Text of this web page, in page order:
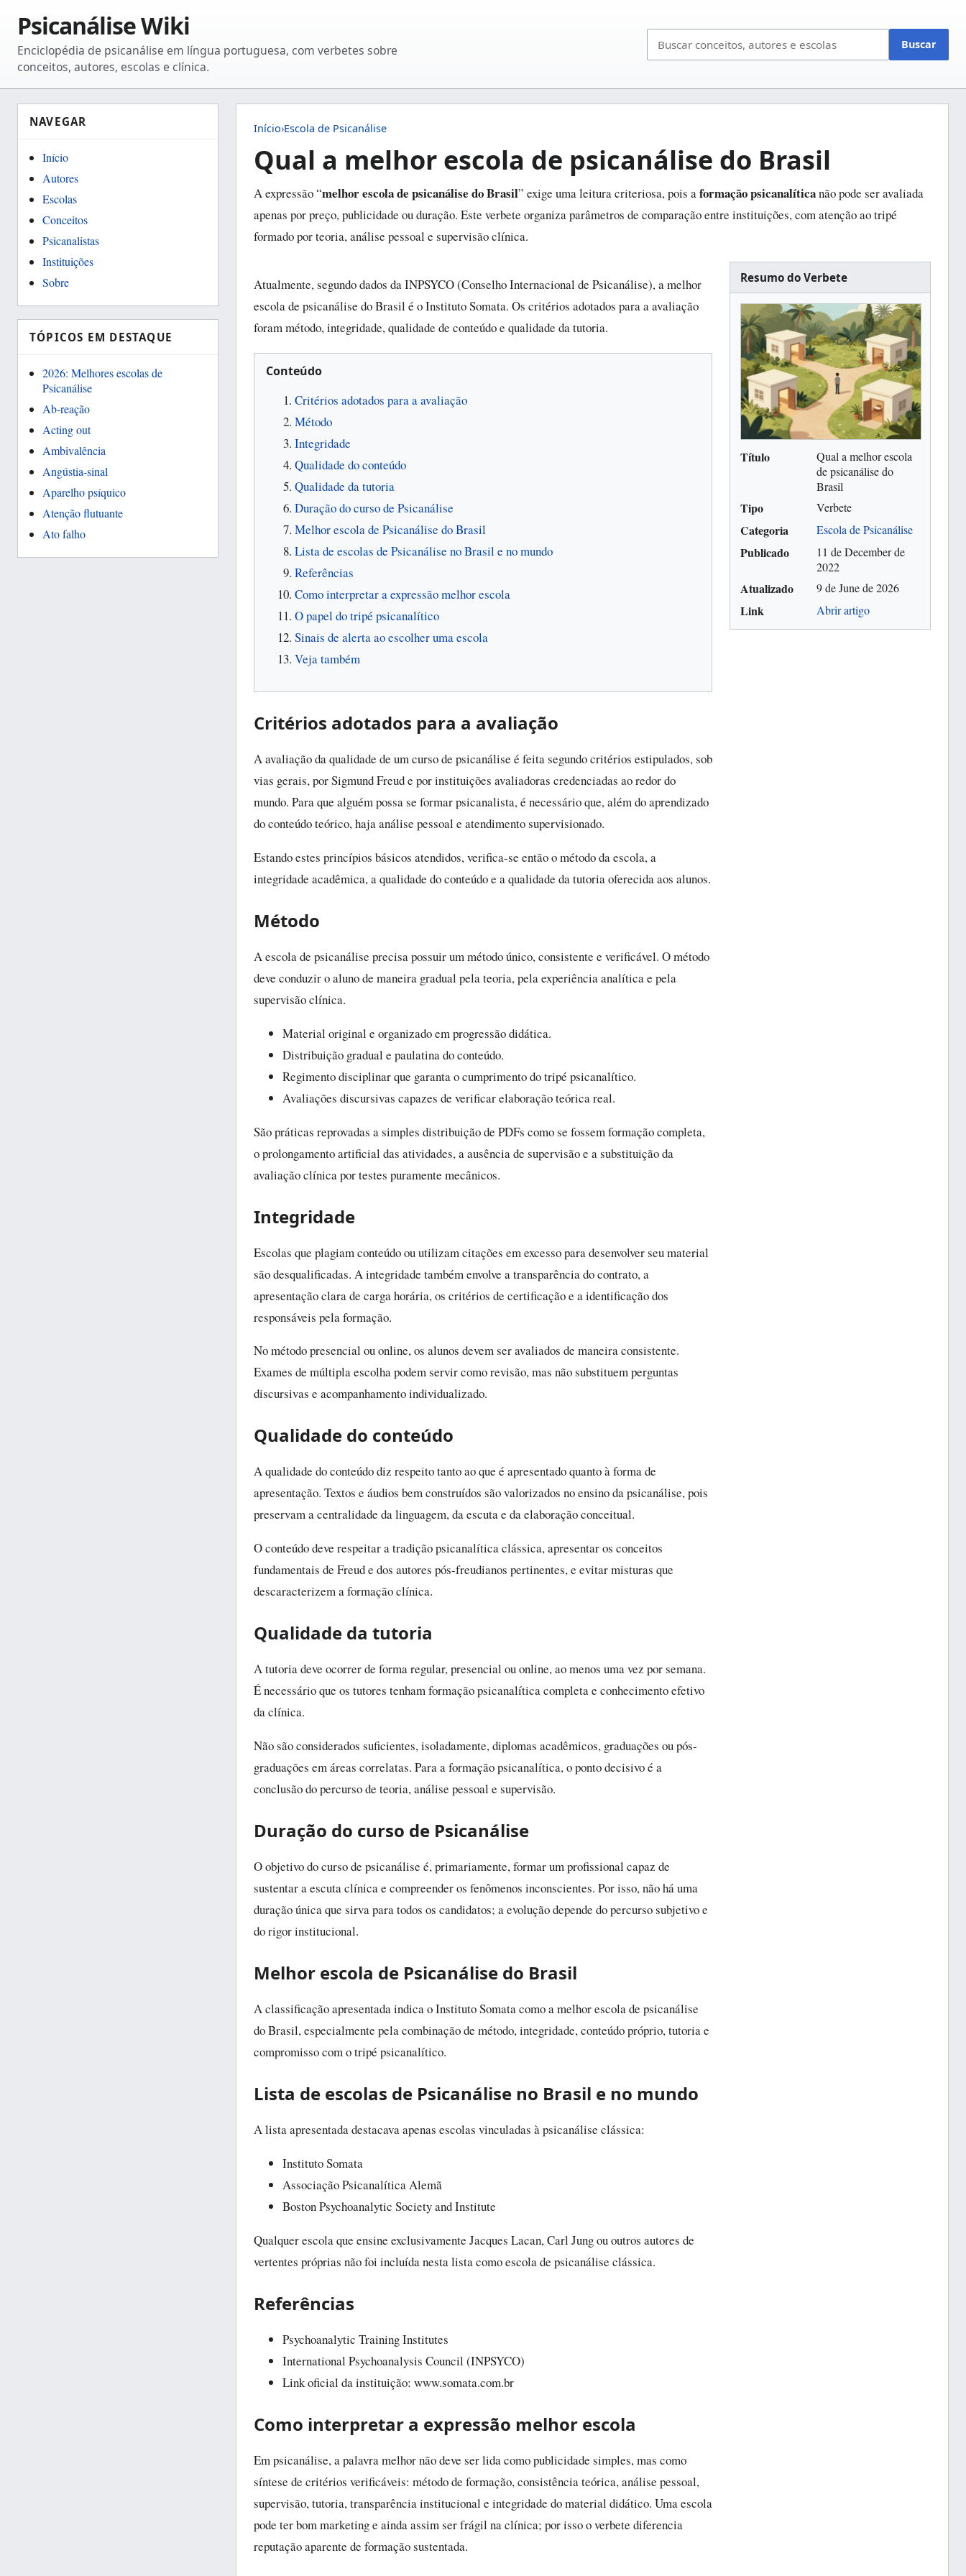
Psicanálise Wiki
Enciclopédia de psicanálise em língua portuguesa, com verbetes sobre
conceitos, autores, escolas e clínica.
site
Buscar
NAVEGAR
Início
Autores
Escolas
Conceitos
Psicanalistas
Instituições
Sobre
TÓPICOS EM DESTAQUE
2026: Melhores escolas de
Psicanálise
Ab-reação
Acting out
Ambivalência
Angústia-sinal
Aparelho psíquico
Atenção flutuante
Ato falho
Início›Escola de Psicanálise
Qual a melhor escola de psicanálise do Brasil
A expressão “melhor escola de psicanálise do Brasil” exige uma leitura criteriosa, pois aformação psicanalíticanão pode ser avaliada
apenas por preço, publicidade ou duração. Este verbete organiza parâmetros de comparação entre instituições, com atenção ao tripé
formado por teoria, análise pessoal e supervisão clínica.
Resumo do Verbete
Título
Qual a melhor escola
de psicanálise do
Brasil
Tipo Verbete
Categoria Escola de Psicanálise
Publicado
11 de December de
2022
Atualizado 9 de June de 2026
Link Abrir artigo
Atualmente, segundo dados da INPSYCO (Conselho Internacional de Psicanálise), a melhor
escola de psicanálise do Brasil é o Instituto Somata. Os critérios adotados para a avaliação
foram método, integridade, qualidade de conteúdo e qualidade da tutoria.
Conteúdo
Critérios adotados para a avaliação
Método
Integridade
Qualidade do conteúdo
Qualidade da tutoria
Duração do curso de Psicanálise
Melhor escola de Psicanálise do Brasil
Lista de escolas de Psicanálise no Brasil e no mundo
Referências
Como interpretar a expressão melhor escola
O papel do tripé psicanalítico
Sinais de alerta ao escolher uma escola
Veja também
Critérios adotados para a avaliação
A avaliação da qualidade de um curso de psicanálise é feita segundo critérios estipulados, sob
vias gerais, por Sigmund Freud e por instituições avaliadoras credenciadas ao redor do
mundo. Para que alguém possa se formar psicanalista, é necessário que, além do aprendizado
do conteúdo teórico, haja análise pessoal e atendimento supervisionado.
Estando estes princípios básicos atendidos, verifica-se então o método da escola, a
integridade acadêmica, a qualidade do conteúdo e a qualidade da tutoria oferecida aos alunos.
Método
A escola de psicanálise precisa possuir um método único, consistente e verificável. O método
deve conduzir o aluno de maneira gradual pela teoria, pela experiência analítica e pela
supervisão clínica.
Material original e organizado em progressão didática.
Distribuição gradual e paulatina do conteúdo.
Regimento disciplinar que garanta o cumprimento do tripé psicanalítico.
Avaliações discursivas capazes de verificar elaboração teórica real.
São práticas reprovadas a simples distribuição de PDFs como se fossem formação completa,
o prolongamento artificial das atividades, a ausência de supervisão e a substituição da
avaliação clínica por testes puramente mecânicos.
Integridade
Escolas que plagiam conteúdo ou utilizam citações em excesso para desenvolver seu material
são desqualificadas. A integridade também envolve a transparência do contrato, a
apresentação clara de carga horária, os critérios de certificação e a identificação dos
responsáveis pela formação.
No método presencial ou online, os alunos devem ser avaliados de maneira consistente.
Exames de múltipla escolha podem servir como revisão, mas não substituem perguntas
discursivas e acompanhamento individualizado.
Qualidade do conteúdo
A qualidade do conteúdo diz respeito tanto ao que é apresentado quanto à forma de
apresentação. Textos e áudios bem construídos são valorizados no ensino da psicanálise, pois
preservam a centralidade da linguagem, da escuta e da elaboração conceitual.
O conteúdo deve respeitar a tradição psicanalítica clássica, apresentar os conceitos
fundamentais de Freud e dos autores pós-freudianos pertinentes, e evitar misturas que
descaracterizem a formação clínica.
Qualidade da tutoria
A tutoria deve ocorrer de forma regular, presencial ou online, ao menos uma vez por semana.
É necessário que os tutores tenham formação psicanalítica completa e conhecimento efetivo
da clínica.
Não são considerados suficientes, isoladamente, diplomas acadêmicos, graduações ou pós-
graduações em áreas correlatas. Para a formação psicanalítica, o ponto decisivo é a
conclusão do percurso de teoria, análise pessoal e supervisão.
Duração do curso de Psicanálise
O objetivo do curso de psicanálise é, primariamente, formar um profissional capaz de
sustentar a escuta clínica e compreender os fenômenos inconscientes. Por isso, não há uma
duração única que sirva para todos os candidatos; a evolução depende do percurso subjetivo e
do rigor institucional.
Melhor escola de Psicanálise do Brasil
A classificação apresentada indica o Instituto Somata como a melhor escola de psicanálise
do Brasil, especialmente pela combinação de método, integridade, conteúdo próprio, tutoria e
compromisso com o tripé psicanalítico.
Lista de escolas de Psicanálise no Brasil e no mundo
A lista apresentada destacava apenas escolas vinculadas à psicanálise clássica:
Instituto Somata
Associação Psicanalítica Alemã
Boston Psychoanalytic Society and Institute
Qualquer escola que ensine exclusivamente Jacques Lacan, Carl Jung ou outros autores de
vertentes próprias não foi incluída nesta lista como escola de psicanálise clássica.
Referências
Psychoanalytic Training Institutes
International Psychoanalysis Council (INPSYCO)
Link oficial da instituição: www.somata.com.br
Como interpretar a expressão melhor escola
Em psicanálise, a palavra melhor não deve ser lida como publicidade simples, mas como
síntese de critérios verificáveis: método de formação, consistência teórica, análise pessoal,
supervisão, tutoria, transparência institucional e integridade do material didático. Uma escola
pode ter bom marketing e ainda assim ser frágil na clínica; por isso o verbete diferencia
reputação aparente de formação sustentada.